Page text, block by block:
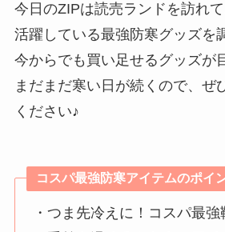
今日のZIPは読売ランドを訪れ
活躍している最強防寒グッズを
今からでも買い足せる グッズが
まだまだ寒い日が続くので、ぜ
ください♪
コスパ最強防寒アイテムのポイ
・つま先冷えに！コスパ最強